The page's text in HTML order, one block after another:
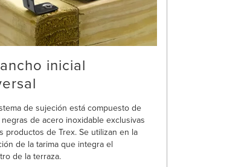
inicial
de sujeción está compuesto de
de acero inoxidable exclusivas
productos de Trex. Se utilizan en la
de la tarima que integra el
de la terraza.